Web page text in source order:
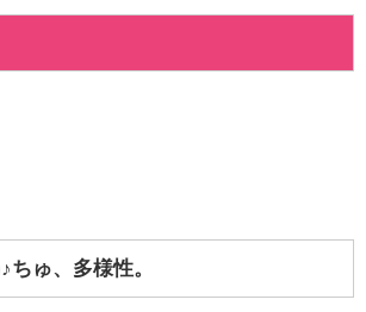
ちゅ、多様性。